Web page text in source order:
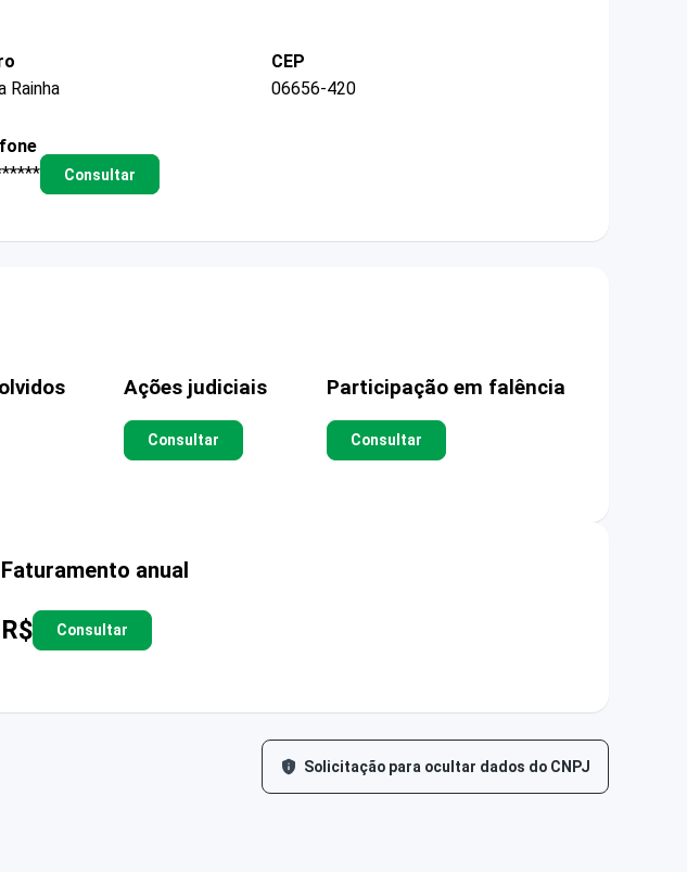
Rainha
CEP
06656-420
Consultar
Ações judiciais
Consultar
Participação em falência
Consultar
Faturamento anual
R$ Consultar
Solicitação para ocultar dados do CNPJ